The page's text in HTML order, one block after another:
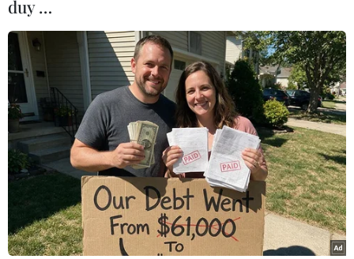
Theo dõi VietnamPlus
TIN CÙNG CHUYÊN MỤC
APIE Camp 2026: Kết nối sinh viên
Việt Nam với cộng đồng Internet
duy …